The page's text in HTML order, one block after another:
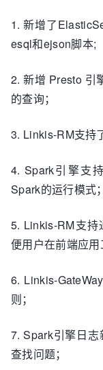
1. 新增了
esql和ejson脚本;
2. 新增 Presto 引
的查询；
3. Linkis-RM支持
4. Spark引擎支
Spark的运行模式；
5. Linkis-RM支
便用户在前端应用
6. Linkis-
则；
7. Spark引擎日
查找问题；